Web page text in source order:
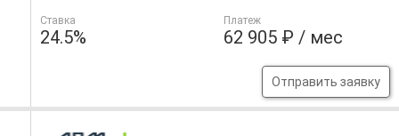
Ставка
24.5%
Платеж
62 905 ₽ / мес
Отправить заявку